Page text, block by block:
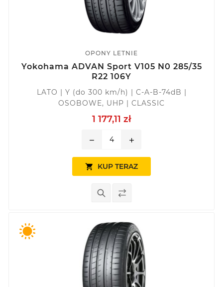
OPONY LETNIE
Yokohama ADVAN Sport V105 N0 285/35
R22 106Y
LATO | Y (do 300 km/h) | C-A-B-74dB |
OSOBOWE, UHP | CLASSIC
1 177,11 zł
remove add
 KUP TERAZ